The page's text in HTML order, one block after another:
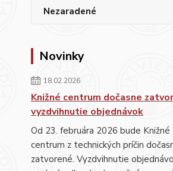
Nezaradené
Novinky
18.02.2026
Knižné centrum dočasne
vyzdvihnutie objednávok
Od 23. februára 2026 bude Knižné
centrum z technických príčin
zatvorené. Vyzdvihnutie